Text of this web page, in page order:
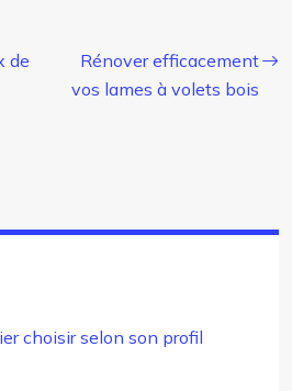
de
Rénover efficacement
vos lames à volets bois
choisir selon son profil